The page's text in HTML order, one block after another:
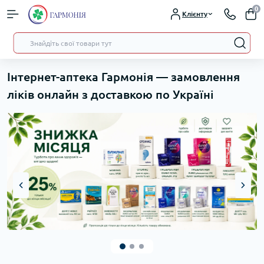
Клієнту
0
Інтернет-аптека Гармонія — замовлення
ліків онлайн з доставкою по Україні